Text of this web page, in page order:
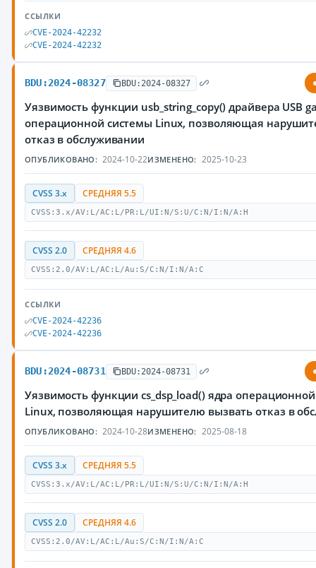
ССЫЛКИ
CVE-2024-42232
CVE-2024-42232
BDU:2024-08327 BDU:2024-08327
Уязвимость функции usb_string_copy() драйвера USB
операционной системы Linux, позволяющая
отказ в обслуживании
ОПУБЛИКОВАНО: 2024-10-22ИЗМЕНЕНО: 2025-10-23
CVSS 3.x СРЕДНЯЯ 5.5
CVSS:3.x/AV:L/AC:L/PR:L/UI:N/S:U/C:N/I:N/A:H
CVSS 2.0 СРЕДНЯЯ 4.6
CVSS:2.0/AV:L/AC:L/Au:S/C:N/I:N/A:C
ССЫЛКИ
CVE-2024-42236
CVE-2024-42236
BDU:2024-08731 BDU:2024-08731
Уязвимость функции cs_dsp_load() ядра
Linux, позволяющая нарушителю вызвать отказ в
ОПУБЛИКОВАНО: 2024-10-28ИЗМЕНЕНО: 2025-08-18
CVSS 3.x СРЕДНЯЯ 5.5
CVSS:3.x/AV:L/AC:L/PR:L/UI:N/S:U/C:N/I:N/A:H
CVSS 2.0 СРЕДНЯЯ 4.6
CVSS:2.0/AV:L/AC:L/Au:S/C:N/I:N/A:C